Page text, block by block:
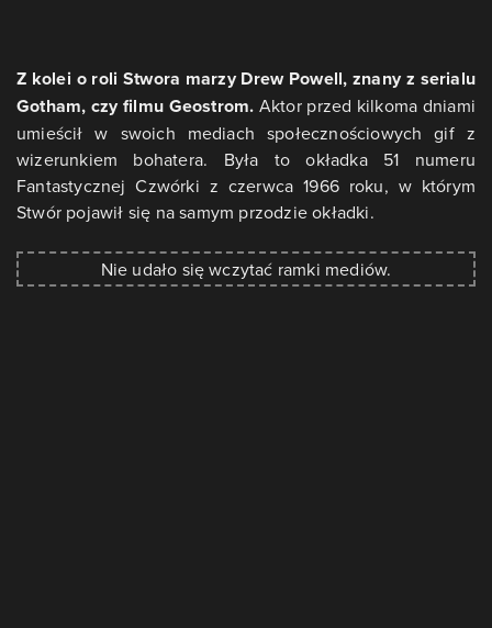
Z kolei o roli Stwora marzy Drew Powell, znany z serialu
Gotham, czy filmu Geostrom. Aktor przed kilkoma dniami
umieścił w swoich mediach społecznościowych gif z
wizerunkiem bohatera. Była to okładka 51 numeru
Fantastycznej Czwórki z czerwca 1966 roku, w którym
Stwór pojawił się na samym przodzie okładki.
Nie udało się wczytać ramki mediów.